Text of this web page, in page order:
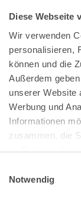
Diese Webseite
Wir verwenden
personalisieren,
können und die
Außerdem
unserer Website
Werbung und
Informationen
zusammen, die
im Rahmen
Impressum
Notwendig
53113 Bonn
Impressum|